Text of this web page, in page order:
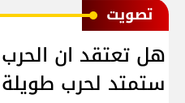
ﺗﺼﻮﻳﺖ
هل تعتقد ان الحرب
ستمتد لحرب طويلة